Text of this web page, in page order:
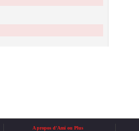
A propos d'Ami ou Plus